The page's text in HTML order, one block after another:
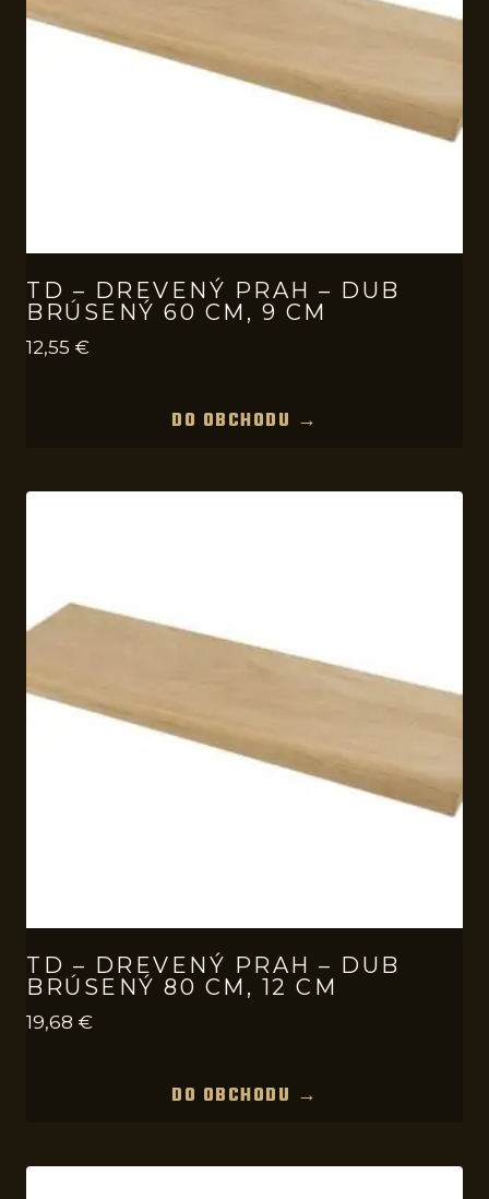
TD – DREVENÝ PRAH – DUB
BRÚSENÝ 60 CM, 9 CM
12,55 €
DO OBCHODU →
TD – DREVENÝ PRAH – DUB
BRÚSENÝ 80 CM, 12 CM
19,68 €
DO OBCHODU →